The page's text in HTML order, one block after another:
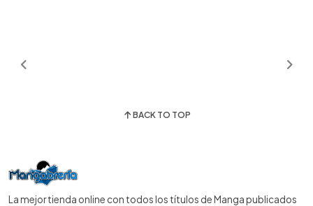
BACK TO TOP
La mejor tienda online con todos los títulos de Manga publicados